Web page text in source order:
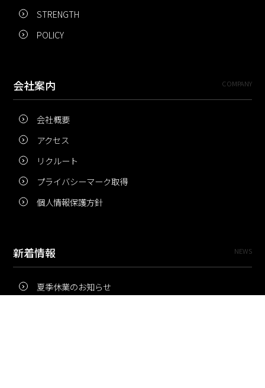
STRENGTH
POLICY
会社案内 COMPANY
会社概要
アクセス
リクルート
プライバシーマーク取得
個人情報保護方針
新着情報 NEWS
夏季休業のお知らせ